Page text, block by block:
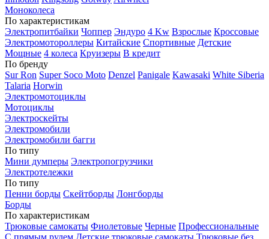
Моноколеса
По характеристикам
Электропитбайки Чоппер Эндуро 4 Kw Взрослые Кроссовые
Электромотороллеры Китайские Спортивные Детские
Мощные 4 колеса Круизеры В кредит
По бренду
Sur Ron Super Soco Moto Denzel Panigale Kawasaki White Siberia
Talaria Horwin
Электромотоциклы
Мотоциклы
Электроскейты
Электромобили
Электромобили багги
По типу
Мини думперы Электропогрузчики
Электротележки
По типу
Пенни борды Скейтборды Лонгборды
Борды
По характеристикам
Трюковые самокаты Фиолетовые Черные Профессиональные
С прямым рулем Детские трюковые самокаты Трюковые без